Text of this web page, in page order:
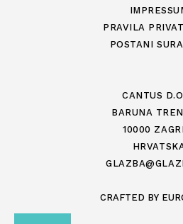
PRAVILA
POSTANI
CANTUS
BARUNA
10000
CRAFTED BY